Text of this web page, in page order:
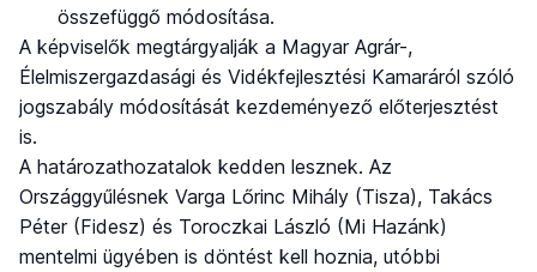
összefüggő módosítása.
A képviselők megtárgyalják a Magyar Agrár-,
Élelmiszergazdasági és Vidékfejlesztési Kamaráról szóló
jogszabály módosítását kezdeményező előterjesztést
is.
A határozathozatalok kedden lesznek. Az
Országgyűlésnek Varga Lőrinc Mihály (Tisza), Takács
Péter (Fidesz) és Toroczkai László (Mi Hazánk)
mentelmi ügyében is döntést kell hoznia, utóbbi